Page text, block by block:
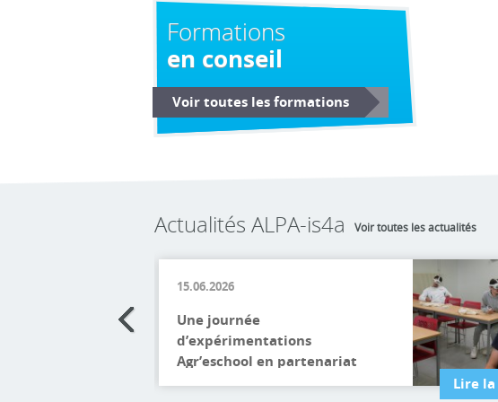
Formations
en conseil
Voir toutes les formations
Actualités ALPA-is4a Voir toutes les actualités
15.06.2026
Une journée
d’expérimentations
Agr’eschool en partenariat
avec l’UNREP Mercredi
Lire